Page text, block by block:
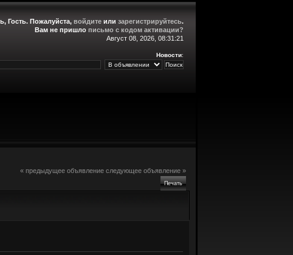
Гость. Пожалуйста, войдите или зарегистрируйтесь.
Вам не пришло письмо с кодом активации?
Август 08, 2026, 08:31:21
Новости:
« предыдущее объявление следующее объявление »
Печать